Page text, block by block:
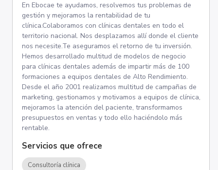
En Ebocae te ayudamos, resolvemos tus problemas de
gestión y mejoramos la rentabilidad de tu
clínica.Colaboramos con clínicas dentales en todo el
territorio nacional. Nos desplazamos allí donde el cliente
nos necesite.Te aseguramos el retorno de tu inversión.
Hemos desarrollado multitud de modelos de negocio
para clínicas dentales además de impartir más de 100
formaciones a equipos dentales de Alto Rendimiento.
Desde el año 2001 realizamos multitud de campañas de
marketing, gestionamos y motivamos a equipos de clínica,
mejoramos la atención del paciente, transformamos
presupuestos en ventas y todo ello haciéndolo más
rentable.
Servicios que ofrece
Consultoría clínica